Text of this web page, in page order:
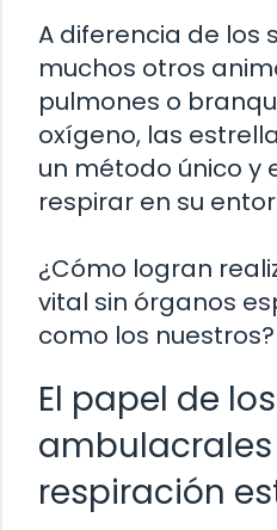
A diferencia de los
muchos otros
pulmones o
oxígeno, las
un método único y
respirar en su
¿Cómo logran
vital sin órganos
como los nuestros?
El papel de
ambulacrales
respiración